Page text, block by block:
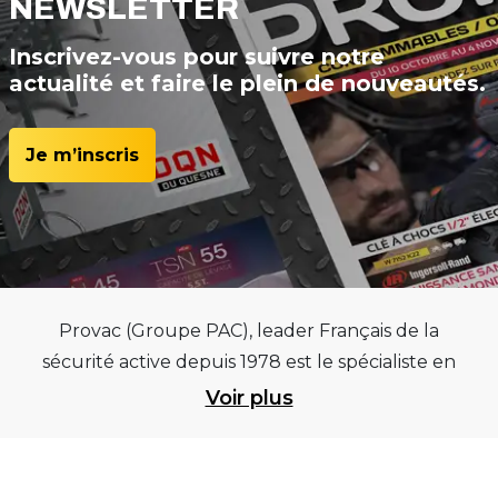
NEWSLETTER
Inscrivez-vous pour suivre notre
actualité et faire le plein de nouveautés.
Je m’inscris
Provac (Groupe PAC), leader Français de la
sécurité active depuis 1978 est le spécialiste en
équipements pour garages et centres
Voir plus